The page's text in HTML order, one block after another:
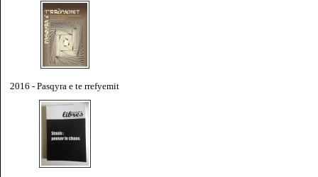
2016 - Pasqyra e te rrefyemit